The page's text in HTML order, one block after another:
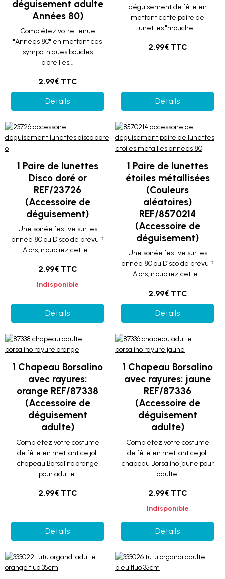
déguisement adulte
Années 80)
Complétez votre tenue
"Années 80" en mettant ces
sympathiques boucles
d'oreilles...
2.99€ TTC
Détails
déguisement de fête en
mettant cette paire de
lunettes "mouche...
2.99€ TTC
Détails
1 Paire de lunettes
Disco doré or
REF/23726
(Accessoire de
déguisement)
Une soirée festive sur les
année 80 ou Disco de prévu ?
Alors, n'oubliez cette...
2.99€ TTC
Indisponible
Détails
1 Paire de lunettes
étoiles métallisées
(Couleurs
aléatoires)
REF/8570214
(Accessoire de
déguisement)
Une soirée festive sur les
année 80 ou Disco de prévu ?
Alors, n'oubliez cette...
2.99€ TTC
Détails
1 Chapeau Borsalino
avec rayures:
orange REF/87338
(Accessoire de
déguisement
adulte)
Complétez votre costume
de fête en mettant ce joli
chapeau Borsalino orange
pour adulte.
2.99€ TTC
Détails
1 Chapeau Borsalino
avec rayures: jaune
REF/87336
(Accessoire de
déguisement
adulte)
Complétez votre costume
de fête en mettant ce joli
chapeau Borsalino jaune pour
adulte.
2.99€ TTC
Indisponible
Détails